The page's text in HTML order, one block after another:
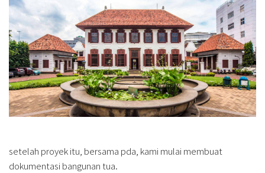
setelah proyek itu, bersama pda, kami mulai membuat
dokumentasi bangunan tua.